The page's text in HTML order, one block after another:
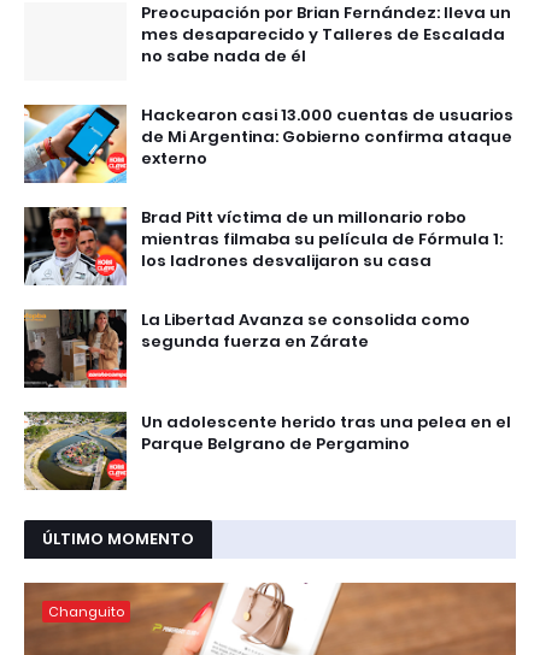
Preocupación por Brian Fernández: lleva un
mes desaparecido y Talleres de Escalada
no sabe nada de él
Hackearon casi 13.000 cuentas de usuarios
de Mi Argentina: Gobierno confirma ataque
externo
Brad Pitt víctima de un millonario robo
mientras filmaba su película de Fórmula 1:
los ladrones desvalijaron su casa
La Libertad Avanza se consolida como
segunda fuerza en Zárate
Un adolescente herido tras una pelea en el
Parque Belgrano de Pergamino
ÚLTIMO MOMENTO
Changuito